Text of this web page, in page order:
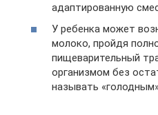
адаптированную
У ребенка может
молоко, пройдя
пищеварительный
организмом без
называть